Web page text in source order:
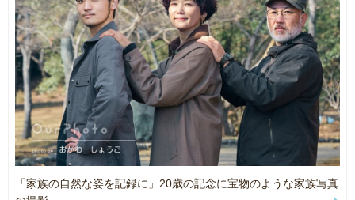
す。
◇撮影可能となっている時間帯でも、前後の移動時間等によって撮
影不可な場合がございます。
一度お問い合わせいただけますと確実です
◇撮影許可が必要な場所に関して
基本的にお客様の方でお問い合わせ頂く様お願いしております。
神社・公共施設等では、撮影内容により商業撮影の申請及び申請料
※また施設・駐車場など入場料が必要な場所の場合、料金をお客様
「家族の自然な姿を記録に」20歳の記念に宝物のような家族写真